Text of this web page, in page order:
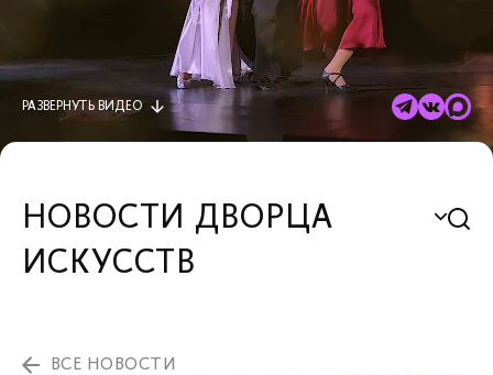
РАЗВЕРНУТЬ ВИДЕО
НОВОСТИ ДВОРЦА
ИСКУССТВ
ВСЕ НОВОСТИ